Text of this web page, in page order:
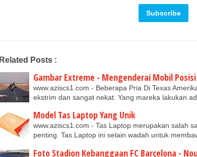
Related Posts :
Gambar Extreme - Mengenderai Mobil
www.aziscs1.com - Beberapa Pria Di Texas
ekstrim dan sangat nekat. Yang mareka lakukan
Model Tas Laptop Yang Unik
www.aziscs1.com - Tas Laptop merupakan salah
penting. Tas Laptop ini selain wadah untuk
Foto Stadion Kebanggaan FC Barcelona -